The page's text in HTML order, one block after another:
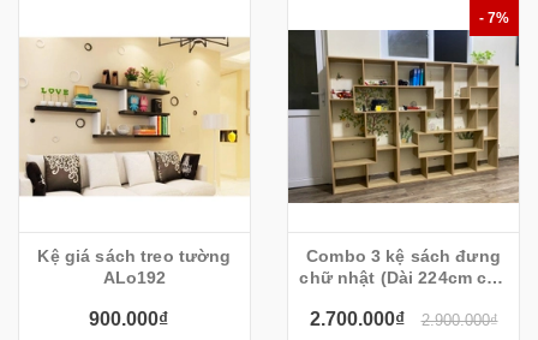
Kệ giá sách treo tường
ALo192
900.000₫
- 7%
Combo 3 kệ sách đưng
chữ nhật (Dài 224cm cao
2.700.000₫ 2.900.000₫